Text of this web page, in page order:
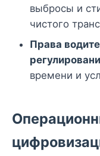
выбросы и
чистого
Права
времени и